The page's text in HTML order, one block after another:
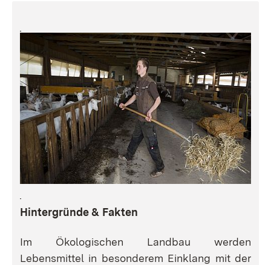
Hintergründe & Fakten
Im Ökologischen Landbau werden
Lebensmittel in besonderem Einklang mit der